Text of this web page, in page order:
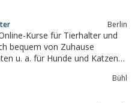
Berlin
Kurse für Tierhalter und
bequem von Zuhause
u. a. für Hunde und Katzen
Zuhause fort zu
von...
Bühl